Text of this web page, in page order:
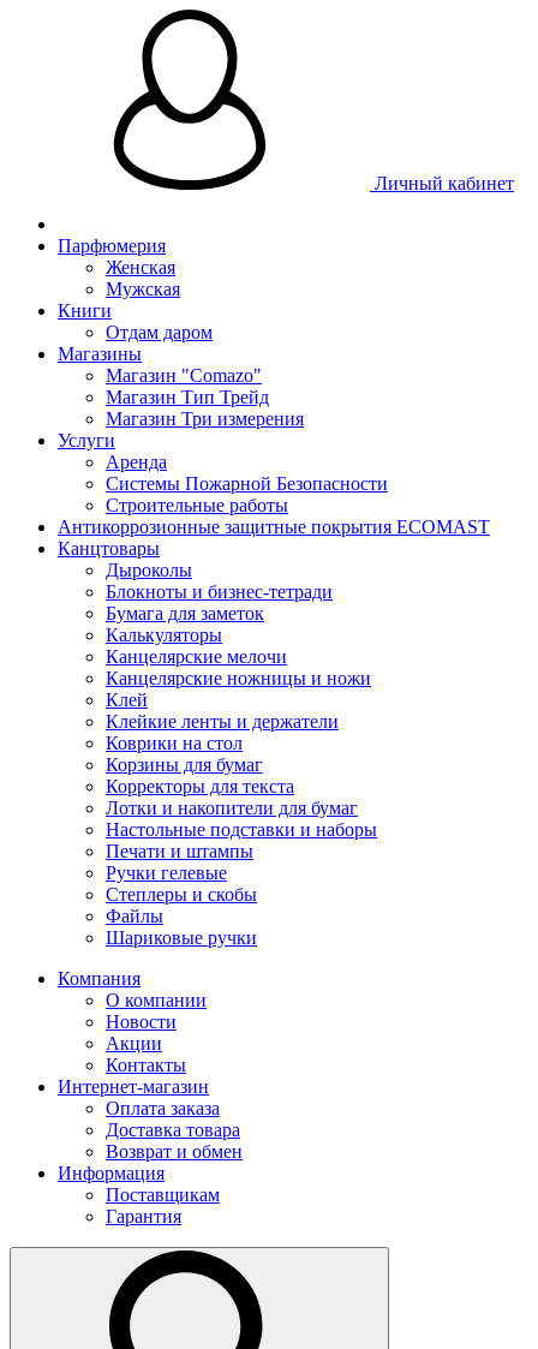
Личный кабинет
Парфюмерия
Женская
Мужская
Книги
Отдам даром
Магазины
Магазин "Comazo"
Магазин Тип Трейд
Магазин Три измерения
Услуги
Аренда
Системы Пожарной Безопасности
Строительные работы
Антикоррозионные защитные покрытия ECOMAST
Канцтовары
Дыроколы
Блокноты и бизнес-тетради
Бумага для заметок
Калькуляторы
Канцелярские мелочи
Канцелярские ножницы и ножи
Клей
Клейкие ленты и держатели
Коврики на стол
Корзины для бумаг
Корректоры для текста
Лотки и накопители для бумаг
Настольные подставки и наборы
Печати и штампы
Ручки гелевые
Степлеры и скобы
Файлы
Шариковые ручки
Компания
О компании
Новости
Акции
Контакты
Интернет-магазин
Оплата заказа
Доставка товара
Возврат и обмен
Информация
Поставщикам
Гарантия